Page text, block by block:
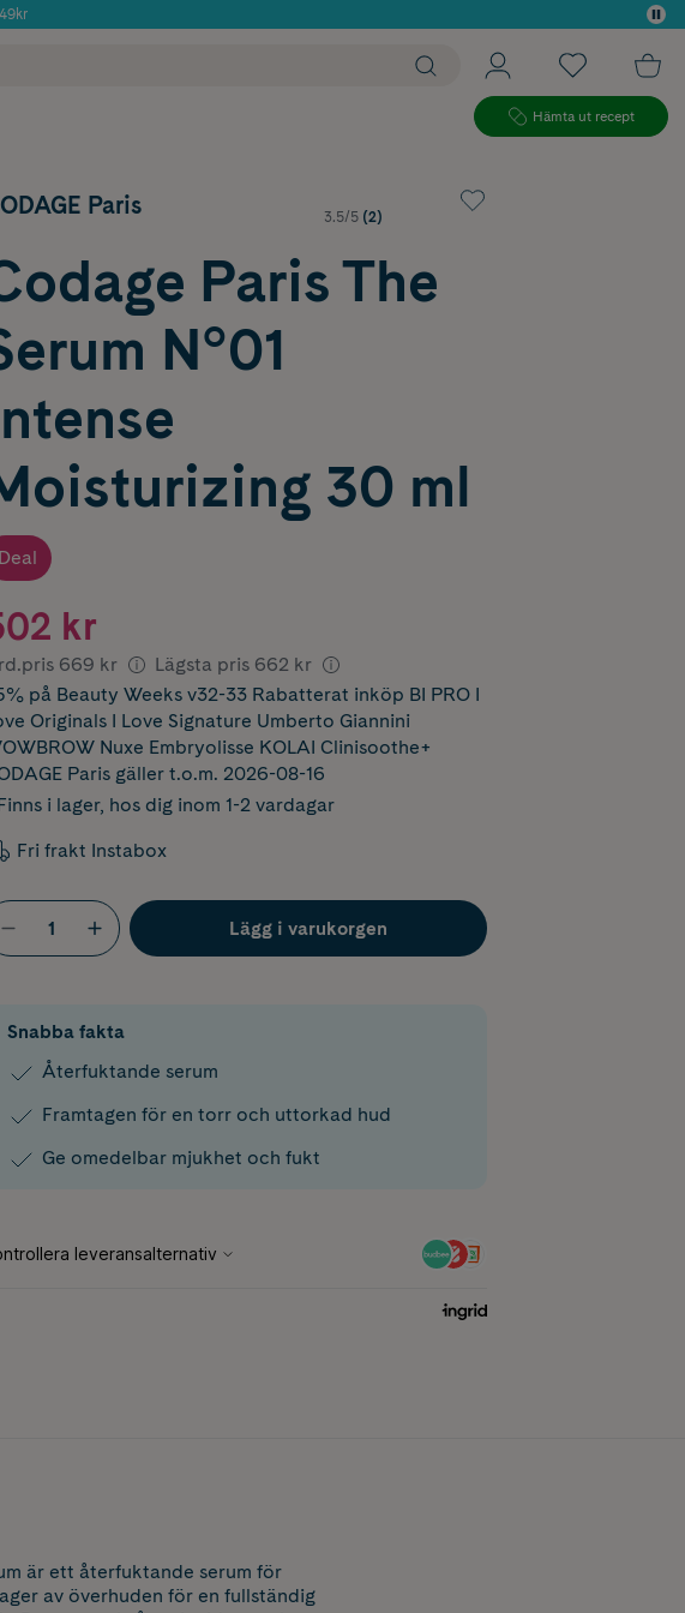
Hämta ut recept
Paris 3.5/5 (2)
Paris The
N°01
30 ml
Deal
kr
669 kr Lägsta pris 662 kr
på Beauty Weeks v32-33 Rabatterat inköp BI PRO I
Originals I Love Signature Umberto Giannini
Nuxe Embryolisse KOLAI Clinisoothe+
Paris gäller t.o.m. 2026-08-16
i lager, hos dig inom 1-2 vardagar
Fri frakt Instabox
Lägg i varukorgen
Snabba fakta
Återfuktande serum
Framtagen för en torr och uttorkad hud
Ge omedelbar mjukhet och fukt
är ett återfuktande serum för
av överhuden för en fullständig